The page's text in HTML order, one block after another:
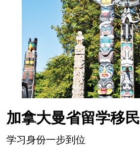
加拿大曼省留学移民
学习身份一步到位